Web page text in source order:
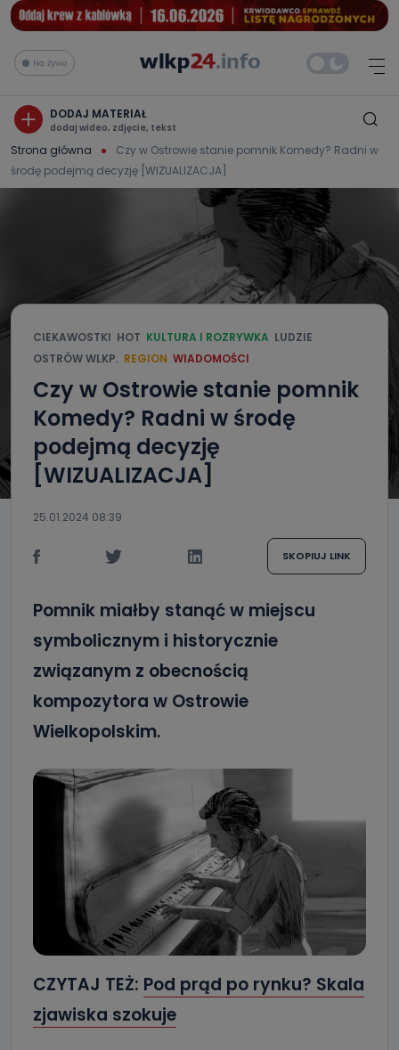
Na żywo
DODAJ MATERIAŁ
dodaj wideo, zdjęcie, tekst
Strona główna
Czy w Ostrowie stanie pomnik Komedy? Radni w
środę podejmą decyzję [WIZUALIZACJA]
CIEKAWOSTKI HOT KULTURA I ROZRYWKA LUDZIE
OSTRÓW WLKP. REGION WIADOMOŚCI
Czy w Ostrowie stanie pomnik
Komedy? Radni w środę
podejmą decyzję
[WIZUALIZACJA]
25.01.2024 08:39
SKOPIUJ LINK
Pomnik miałby stanąć w miejscu
symbolicznym i historycznie
związanym z obecnością
kompozytora w Ostrowie
Wielkopolskim.
CZYTAJ TEŻ: Pod prąd po rynku? Skala
zjawiska szokuje